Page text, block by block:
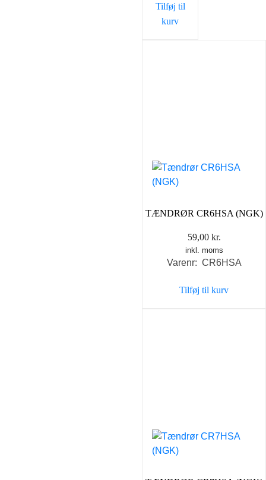
Tilføj til
kurv
TÆNDRØR CR6HSA (NGK)
59,00 kr.
inkl. moms
Varenr: CR6HSA
Tilføj til kurv